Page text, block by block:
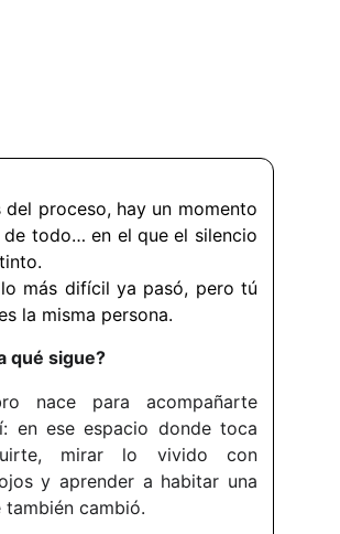
del proceso, hay un momento
de todo… en el que el silencio
más difícil ya pasó, pero tú
la misma persona.
qué sigue?
nace para acompañarte
en ese espacio donde toca
mirar lo vivido con
y aprender a habitar una
también cambió.